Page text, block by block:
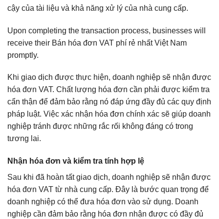
cậy của tài liệu và khả năng xử lý của nhà cung cấp.
Upon completing the transaction process, businesses will
receive their Bán hóa đơn VAT phí rẻ nhất Việt Nam
promptly.
Khi giao dịch được thực hiện, doanh nghiệp sẽ nhận được
hóa đơn VAT. Chất lượng hóa đơn cần phải được kiểm tra
cẩn thận để đảm bảo rằng nó đáp ứng đầy đủ các quy định
pháp luật. Việc xác nhận hóa đơn chính xác sẽ giúp doanh
nghiệp tránh được những rắc rối không đáng có trong
tương lai.
Nhận hóa đơn và kiểm tra tính hợp lệ
Sau khi đã hoàn tất giao dịch, doanh nghiệp sẽ nhận được
hóa đơn VAT từ nhà cung cấp. Đây là bước quan trọng để
doanh nghiệp có thể đưa hóa đơn vào sử dụng. Doanh
nghiệp cần đảm bảo rằng hóa đơn nhận được có đầy đủ